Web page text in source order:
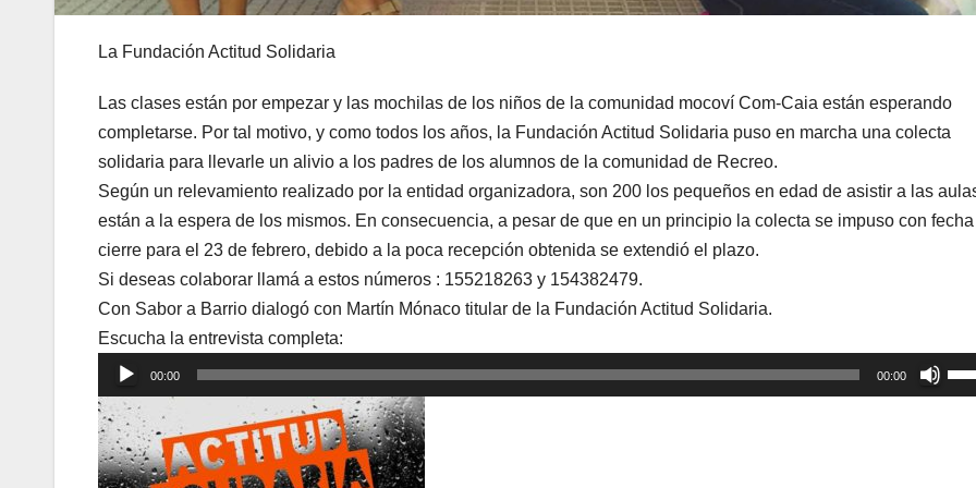
La Fundación Actitud Solidaria
Las clases están por empezar y las mochilas de los niños de la comunidad mocoví Com-Caia están esperando
completarse. Por tal motivo, y como todos los años, la Fundación Actitud Solidaria puso en marcha una colecta
solidaria para llevarle un alivio a los padres de los alumnos de la comunidad de Recreo.
Según un relevamiento realizado por la entidad organizadora, son 200 los pequeños en edad de asistir a las
están a la espera de los mismos. En consecuencia, a pesar de que en un principio la colecta se impuso con
cierre para el 23 de febrero, debido a la poca recepción obtenida se extendió el plazo.
Si deseas colaborar llamá a estos números : 155218263 y 154382479.
Con Sabor a Barrio dialogó con Martín Mónaco titular de la Fundación Actitud Solidaria.
Escucha la entrevista completa:
Reproductor
de
audio
00:00 00:00
las